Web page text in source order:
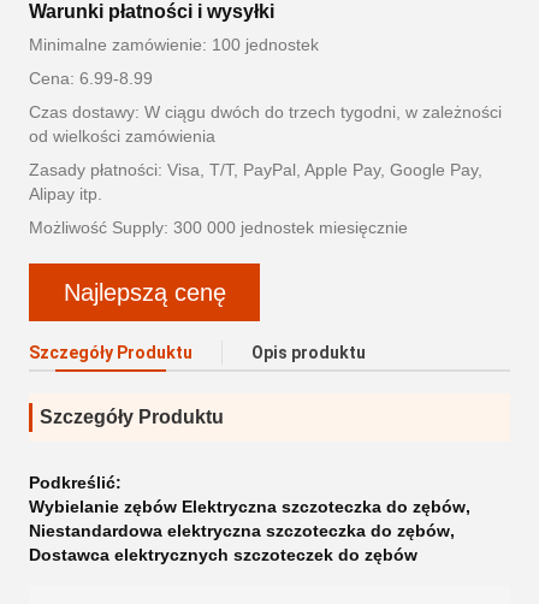
Warunki płatności i wysyłki
Minimalne zamówienie: 100 jednostek
Cena: 6.99-8.99
Czas dostawy: W ciągu dwóch do trzech tygodni, w zależności
od wielkości zamówienia
Zasady płatności: Visa, T/T, PayPal, Apple Pay, Google Pay,
Alipay itp.
Możliwość Supply: 300 000 jednostek miesięcznie
Najlepszą cenę
Szczegóły Produktu Opis produktu
Szczegóły Produktu
Podkreślić:
Wybielanie zębów Elektryczna szczoteczka do zębów,
Niestandardowa elektryczna szczoteczka do zębów,
Dostawca elektrycznych szczoteczek do zębów